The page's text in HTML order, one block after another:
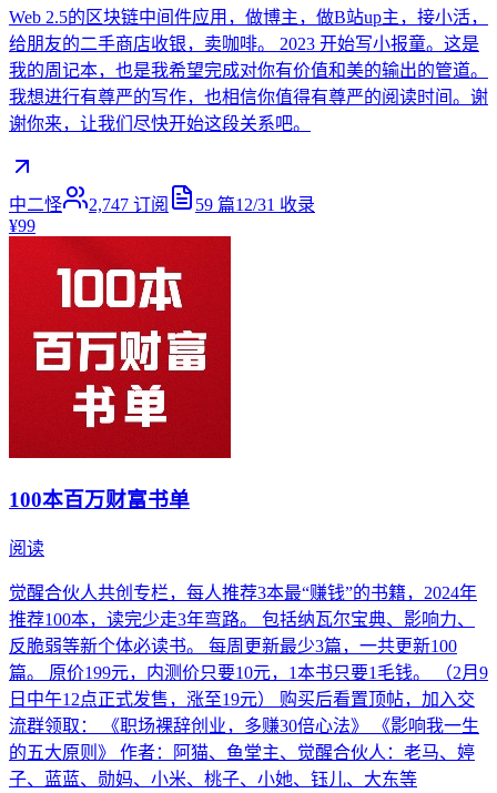
Web 2.5的区块链中间件应用，做博主，做B站up主，接小活，
给朋友的二手商店收银，卖咖啡。 2023 开始写小报童。这是
我的周记本，也是我希望完成对你有价值和美的输出的管道。
我想进行有尊严的写作，也相信你值得有尊严的阅读时间。谢
谢你来，让我们尽快开始这段关系吧。
中二怪 2,747 订阅 59 篇12/31 收录
¥99
100本百万财富书单
阅读
觉醒合伙人共创专栏，每人推荐3本最“赚钱”的书籍，2024年
推荐100本，读完少走3年弯路。 包括纳瓦尔宝典、影响力、
反脆弱等新个体必读书。 每周更新最少3篇，一共更新100
篇。 原价199元，内测价只要10元，1本书只要1毛钱。 （2月9
日中午12点正式发售，涨至19元） 购买后看置顶帖，加入交
流群领取： 《职场裸辞创业，多赚30倍心法》 《影响我一生
的五大原则》 作者：阿猫、鱼堂主、觉醒合伙人：老马、婷
子、蓝蓝、勋妈、小米、桃子、小她、钰儿、大东等